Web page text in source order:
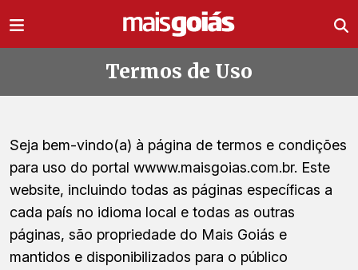
Termos de Uso
Seja bem-vindo(a) à página de termos e condições
para uso do portal wwww.maisgoias.com.br. Este
website, incluindo todas as páginas específicas a
cada país no idioma local e todas as outras
páginas, são propriedade do Mais Goiás e
mantidos e disponibilizados para o público